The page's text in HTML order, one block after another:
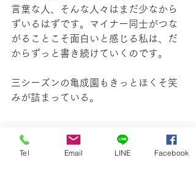
言葉な人、そんな人々はまだ少なから
ずいるはずです。マイナー同士がつな
がることこそ面白いと感じる私は、だ
からずっと書き続けていくのです。
三シーズンの亀成園もきっとほくそ笑
みが詰まっている。
Tel Email LINE Facebook